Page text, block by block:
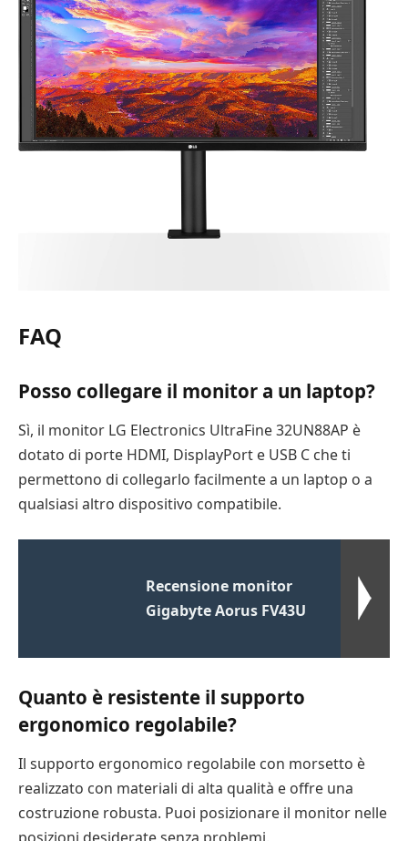
FAQ
Posso collegare il monitor a un laptop?
Sì, il monitor LG Electronics UltraFine 32UN88AP è
dotato di porte HDMI, DisplayPort e USB C che ti
permettono di collegarlo facilmente a un laptop o a
qualsiasi altro dispositivo compatibile.
Recensione monitor
Gigabyte Aorus FV43U
Quanto è resistente il supporto
ergonomico regolabile?
Il supporto ergonomico regolabile con morsetto è
realizzato con materiali di alta qualità e offre una
costruzione robusta. Puoi posizionare il monitor nelle